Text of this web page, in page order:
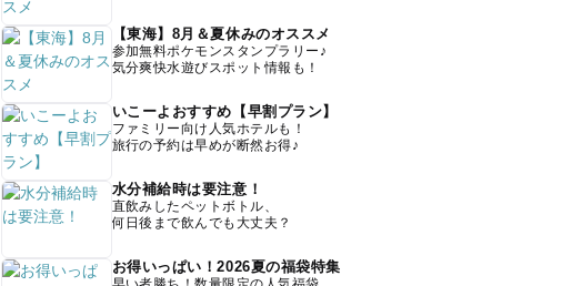
【東海】8月＆夏休みのオススメ
参加無料ポケモンスタンプラリー♪
気分爽快水遊びスポット情報も！
いこーよおすすめ【早割プラン】
ファミリー向け人気ホテルも！
旅行の予約は早めが断然お得♪
水分補給時は要注意！
直飲みしたペットボトル、
何日後まで飲んでも大丈夫？
お得いっぱい！2026夏の福袋特集